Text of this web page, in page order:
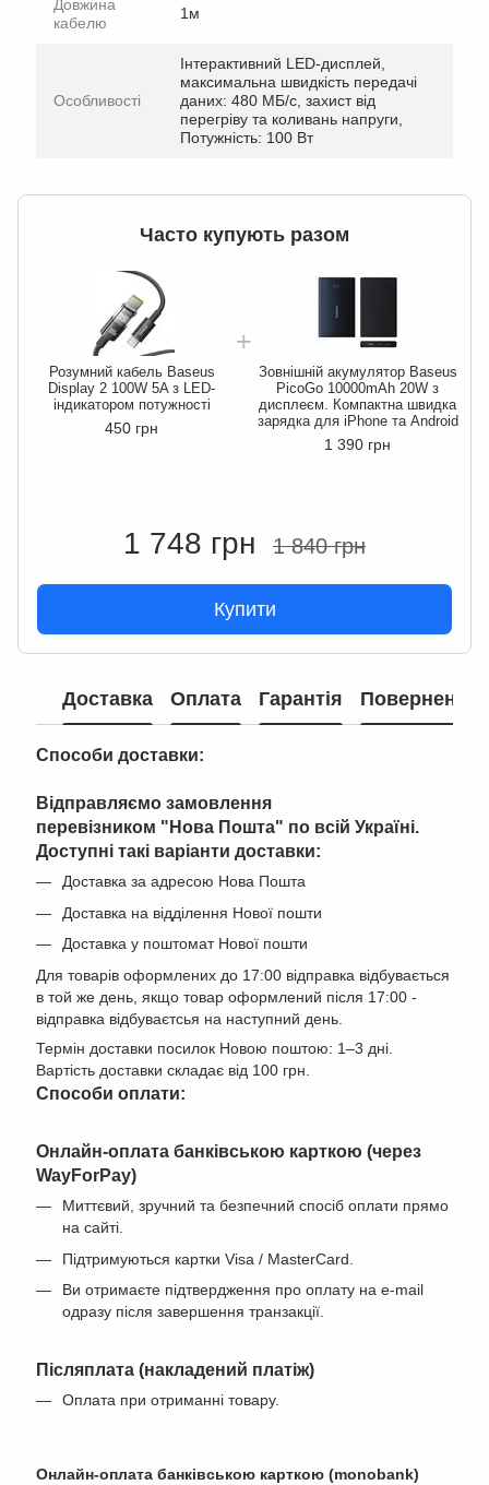
Довжина
кабелю
1м
Особливості
Інтерактивний LED-дисплей,
максимальна швидкість передачі
даних: 480 МБ/с, захист від
перегріву та коливань напруги,
Потужність: 100 Вт
Часто купують разом
Розумний кабель Baseus
Display 2 100W 5A з LED-
індикатором потужності
450 грн
Зовнішній акумулятор Baseus
PicoGo 10000mAh 20W з
дисплеєм. Компактна швидка
зарядка для iPhone та Android
1 390 грн
1 748 грн 1 840 грн
Купити
Доставка Оплата Гарантія Повернення
Способи доставки:
Відправляємо замовлення
перевізником " Нова Пошта" по всій Україні.
Доступні такі варіанти доставки:
Доставка за адресою Нова Пошта
Доставка на відділення Нової пошти
Доставка у поштомат Нової пошти
Для товарів оформлених до 17:00 відправка відбувається
в той же день, якщо товар оформлений після 17:00 -
відправка відбуваєтсья на наступний день.
Термін доставки посилок Новою поштою: 1–3 дні.
Вартість доставки складає від 100 грн.
Cпособи оплати:
Онлайн-оплата банківською карткою (через
WayForPay)
Миттєвий, зручний та безпечний спосіб оплати прямо
на сайті.
Підтримуються картки Visa / MasterCard.
Ви отримаєте підтвердження про оплату на e-mail
одразу після завершення транзакції.
Післяплата (накладений платіж)
Оплата при отриманні товару.
Онлайн-оплата банківською карткою (monobank)